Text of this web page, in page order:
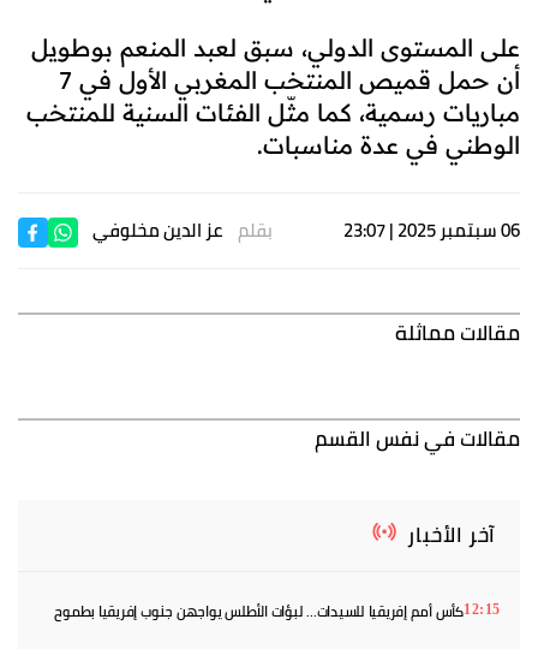
على المستوى الدولي، سبق لعبد المنعم بوطويل
أن حمل قميص المنتخب المغربي الأول في 7
مباريات رسمية، كما مثّل الفئات السنية للمنتخب
الوطني في عدة مناسبات.
06 سبتمبر 2025 | 23:07 بقلم عز الدين مخلوفي
مقالات مماثلة
مقالات في نفس القسم
آخر الأخبار
12:15كأس أمم إفريقيا للسيدات... لبؤات الأطلس يواجهن جنوب إفريقيا بطموح